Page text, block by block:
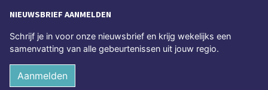
NIEUWSBRIEF AANMELDEN
Schrijf je in voor onze nieuwsbrief en krijg wekelijks een
samenvatting van alle gebeurtenissen uit jouw regio.
Aanmelden